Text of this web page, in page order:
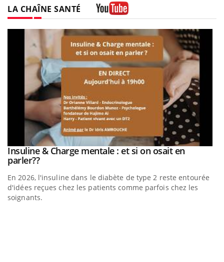
LA CHAÎNE SANTÉ
Youtube
Insuline & Charge mentale : et si on osait en
parler??Youtube
En 2026, l'insuline dans le diabète de type 2 reste entourée
d'idées reçues chez les patients comme parfois chez les
soignants.